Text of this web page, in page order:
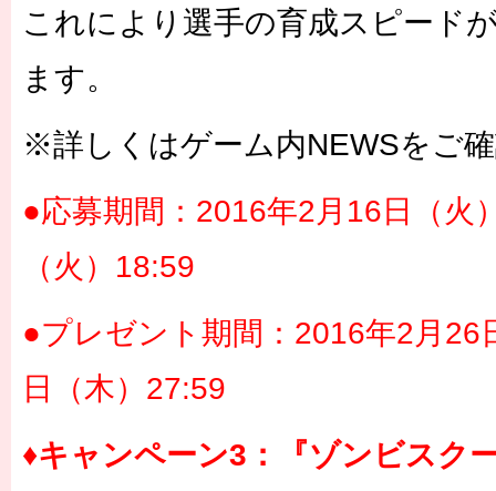
これにより選手の育成スピード
ます。
※詳しくはゲーム内NEWSをご
●応募期間：2016年2月16日（火
（火）18:59
●プレゼント期間：2016年2月26
日（木）27:59
♦キャンペーン3：『ゾンビスク